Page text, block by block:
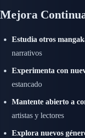
Mejora
Estudia otros
narrativos
Experimenta con
estancado
Mantente abierto a
artistas y lectores
Explora nuevos